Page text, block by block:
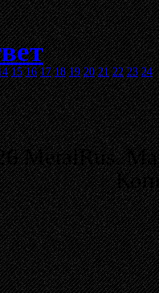
15 16 17 18 19 20 21 22 23 24
MetalRus.